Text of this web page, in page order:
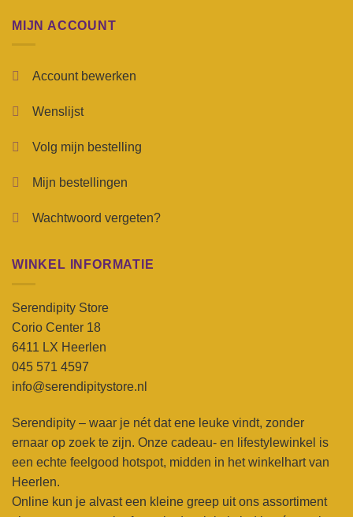
MIJN ACCOUNT
Account bewerken
Wenslijst
Volg mijn bestelling
Mijn bestellingen
Wachtwoord vergeten?
WINKEL INFORMATIE
Serendipity Store
Corio Center 18
6411 LX Heerlen
045 571 4597
info@serendipitystore.nl
Serendipity – waar je nét dat ene leuke vindt, zonder
ernaar op zoek te zijn. Onze cadeau- en lifestylewinkel is
een echte feelgood hotspot, midden in het winkelhart van
Heerlen.
Online kun je alvast een kleine greep uit ons assortiment